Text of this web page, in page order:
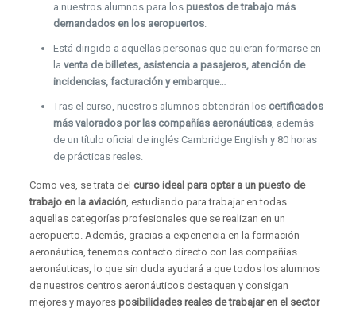
a nuestros alumnos para los puestos de trabajo más
demandados en los aeropuertos.
Está dirigido a aquellas personas que quieran formarse en
la venta de billetes, asistencia a pasajeros, atención de
incidencias, facturación y embarque…
Tras el curso, nuestros alumnos obtendrán los certificados
más valorados por las compañías aeronáuticas, además
de un título oficial de inglés Cambridge English y 80 horas
de prácticas reales.
Como ves, se trata del curso ideal para optar a un puesto de
trabajo en la aviación, estudiando para trabajar en todas
aquellas categorías profesionales que se realizan en un
aeropuerto. Además, gracias a experiencia en la formación
aeronáutica, tenemos contacto directo con las compañías
aeronáuticas, lo que sin duda ayudará a que todos los alumnos
de nuestros centros aeronáuticos destaquen y consigan
mejores y mayores posibilidades reales de trabajar en el sector